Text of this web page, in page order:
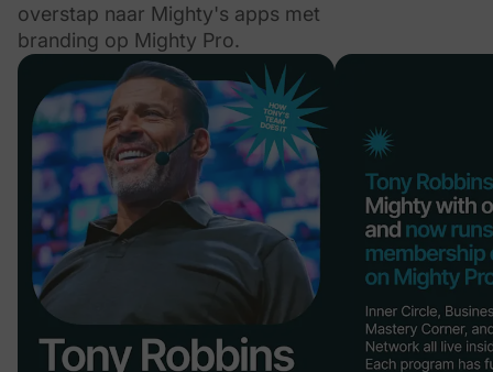
overstap naar Mighty's apps met
branding op Mighty Pro.